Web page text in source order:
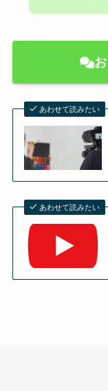
あわせて読みたい
あわせて読みたい